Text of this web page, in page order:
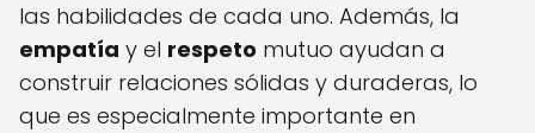
las habilidades de cada uno. Además, la
empatía y el respeto mutuo ayudan a
construir relaciones sólidas y duraderas, lo
que es especialmente importante en